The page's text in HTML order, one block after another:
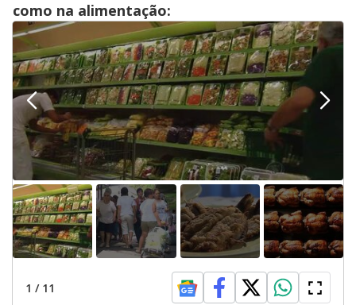
como na alimentação:
1 / 11